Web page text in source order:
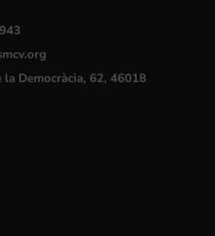
la Democràcia, 62, 46018